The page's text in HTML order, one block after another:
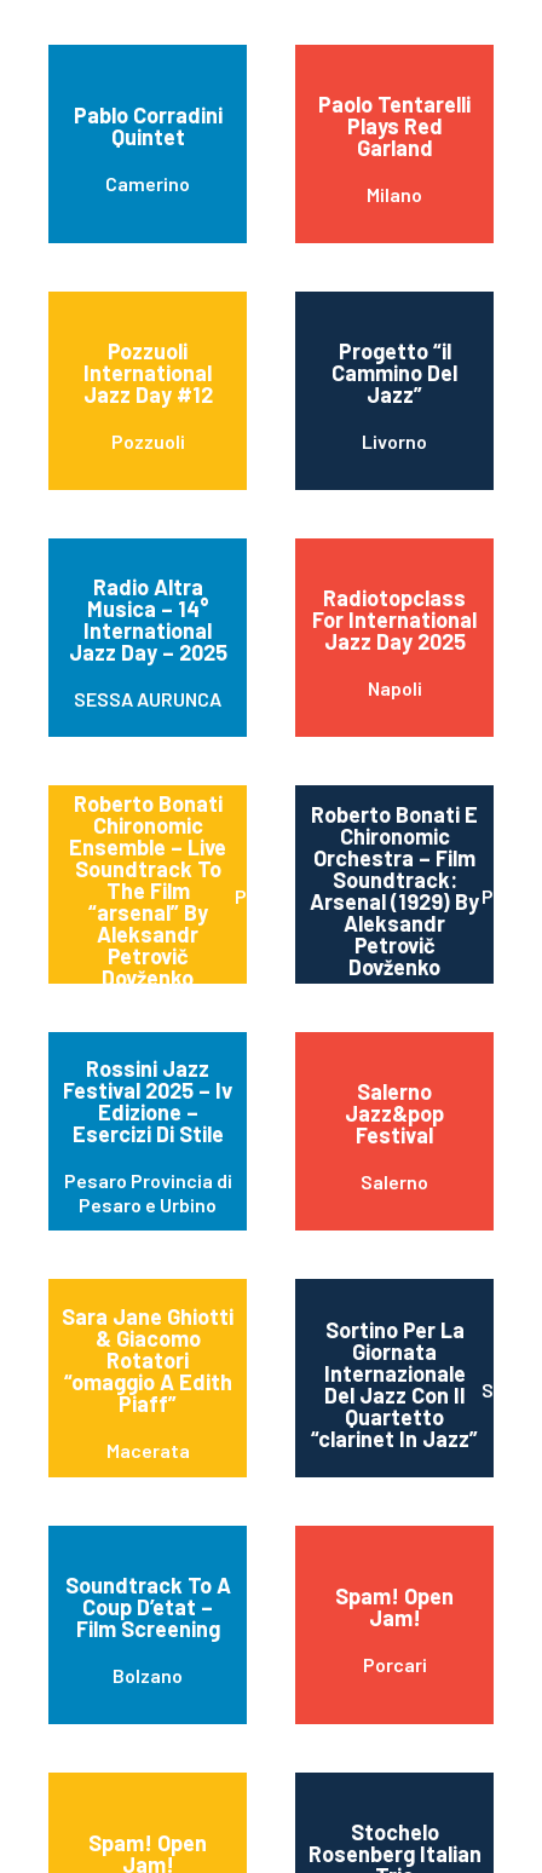
Pablo Corradini
Quintet
Camerino
Paolo Tentarelli
Plays Red
Garland
Milano
Pozzuoli
International
Jazz Day #12
Pozzuoli
Progetto “il
Cammino Del
Jazz”
Livorno
Radio Altra
Musica – 14°
International
Jazz Day – 2025
SESSA AURUNCA
Radiotopclass
For International
Jazz Day 2025
Napoli
Roberto Bonati
Chironomic
Ensemble – Live
Soundtrack To
The Film
“arsenal” By
Aleksandr
Petrovič
Dovženko
Parma
Roberto Bonati E
Chironomic
Orchestra – Film
Soundtrack:
Arsenal (1929) By
Aleksandr
Petrovič
Dovženko
Parma
Rossini Jazz
Festival 2025 – Iv
Edizione –
Esercizi Di Stile
Pesaro Provincia di
Pesaro e Urbino
Salerno
Jazz&pop
Festival
Salerno
Sara Jane Ghiotti
& Giacomo
Rotatori
“omaggio A Edith
Piaff”
Macerata
Sortino Per La
Giornata
Internazionale
Del Jazz Con Il
Quartetto
“clarinet In Jazz”
Soundtrack To A
Coup D’etat –
Film Screening
Bolzano
Spam! Open
Jam!
Porcari
Spam! Open
Jam!
Stochelo
Rosenberg Italian